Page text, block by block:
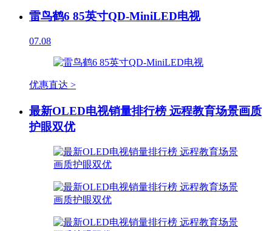
雷鸟鹤6 85英寸QD-MiniLED电视
07.08
优惠直达 >
最新OLED电视销量排行榜 远程教育场景画质
护眼双优